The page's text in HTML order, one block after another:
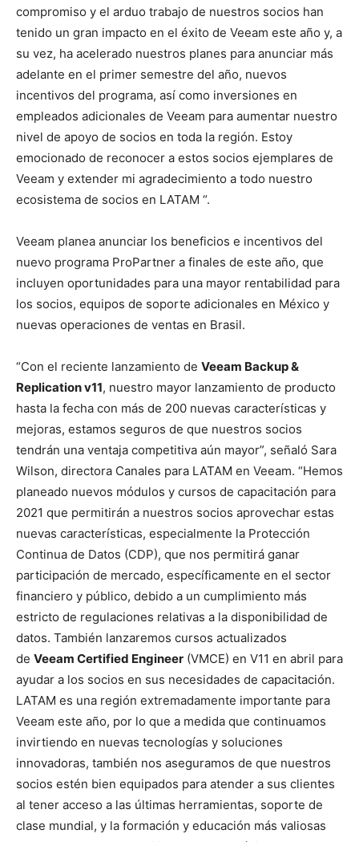
compromiso y el arduo trabajo de nuestros socios han
tenido un gran impacto en el éxito de Veeam este año y, a
su vez, ha acelerado nuestros planes para anunciar más
adelante en el primer semestre del año, nuevos
incentivos del programa, así como inversiones en
empleados adicionales de Veeam para aumentar nuestro
nivel de apoyo de socios en toda la región. Estoy
emocionado de reconocer a estos socios ejemplares de
Veeam y extender mi agradecimiento a todo nuestro
ecosistema de socios en LATAM “.
Veeam planea anunciar los beneficios e incentivos del
nuevo programa ProPartner a finales de este año, que
incluyen oportunidades para una mayor rentabilidad para
los socios, equipos de soporte adicionales en México y
nuevas operaciones de ventas en Brasil.
“Con el reciente lanzamiento de Veeam Backup &
Replication v11, nuestro mayor lanzamiento de producto
hasta la fecha con más de 200 nuevas características y
mejoras, estamos seguros de que nuestros socios
tendrán una ventaja competitiva aún mayor”, señaló Sara
Wilson, directora Canales para LATAM en Veeam. “Hemos
planeado nuevos módulos y cursos de capacitación para
2021 que permitirán a nuestros socios aprovechar estas
nuevas características, especialmente la Protección
Continua de Datos (CDP), que nos permitirá ganar
participación de mercado, específicamente en el sector
financiero y público, debido a un cumplimiento más
estricto de regulaciones relativas a la disponibilidad de
datos. También lanzaremos cursos actualizados
de Veeam Certified Engineer (VMCE) en V11 en abril para
ayudar a los socios en sus necesidades de capacitación.
LATAM es una región extremadamente importante para
Veeam este año, por lo que a medida que continuamos
invirtiendo en nuevas tecnologías y soluciones
innovadoras, también nos aseguramos de que nuestros
socios estén bien equipados para atender a sus clientes
al tener acceso a las últimas herramientas, soporte de
clase mundial, y la formación y educación más valiosas